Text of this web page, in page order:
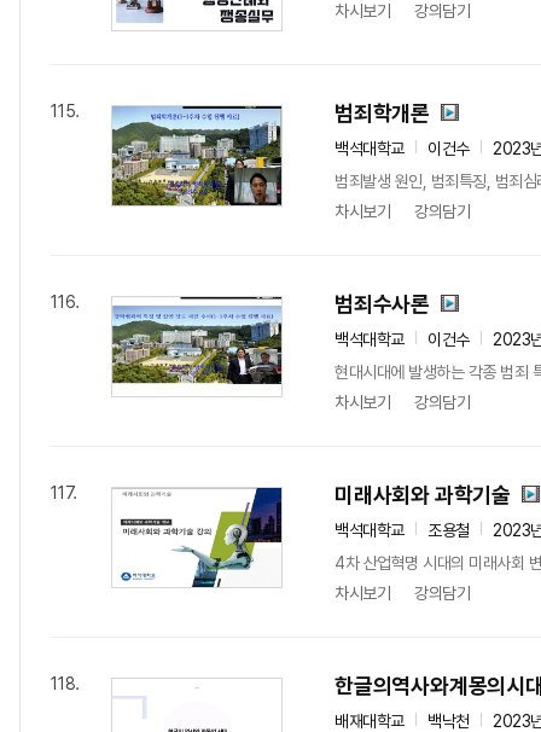
차시보기
강의담기
115. 범죄학개론
백석대학교 이건수
2023
범죄발생 원인, 범죄특징, 범죄
차시보기
강의담기
116. 범죄수사론
백석대학교 이건수
2023
현대시대에 발생하는 각종 범죄
차시보기
강의담기
117. 미래사회와 과학기술
백석대학교 조용철
2023
4차 산업혁명 시대의 미래사회
차시보기
강의담기
118. 한글의역사와계몽의시
배재대학교 백낙천
2023